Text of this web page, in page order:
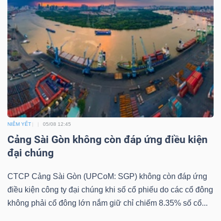
NIÊM YẾT 05/08 12:45
Cảng Sài Gòn không còn đáp ứng điều kiện
đại chúng
CTCP Cảng Sài Gòn (UPCoM: SGP) không còn đáp ứng
điều kiện công ty đại chúng khi số cổ phiếu do các cổ đông
không phải cổ đông lớn nắm giữ chỉ chiếm 8.35% số cổ...
Ngành
(-)
VS-
SECTOR
NĂNG